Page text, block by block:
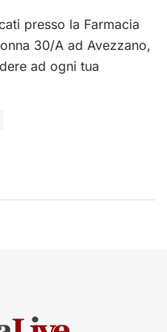
presso la Farmacia
30/A ad Avezzano,
ad ogni tua